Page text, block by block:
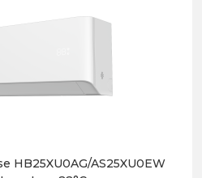
HB25XU0AG/AS25XU0EW